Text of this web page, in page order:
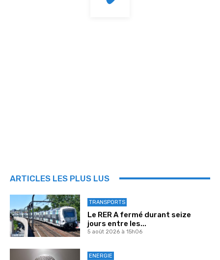
ARTICLES LES PLUS LUS
TRANSPORTS
Le RER A fermé durant seize
jours entre les...
5 août 2026 à 15h06
ENERGIE